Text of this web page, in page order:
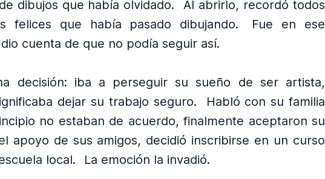
dibujos que había olvidado.
Al abrirlo, recordó todos
felices que había pasado dibujando.
Fue en ese
cuenta de que no podía seguir así.
decisión: iba a perseguir su sueño de ser artista,
dejar su trabajo seguro.
Habló con su familia
no estaban de acuerdo, finalmente aceptaron su
apoyo de sus amigos, decidió inscribirse en un curso
local.
La emoción la invadió.